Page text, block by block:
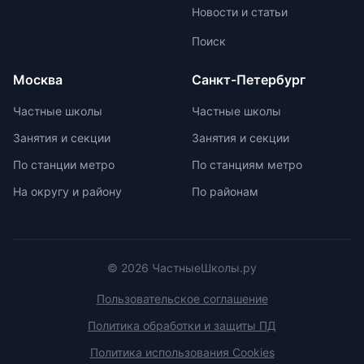
межпредметную взаимосвязь для
поддержания интереса к учебе.
регулируя нагрузку в зависимости
от возрастных задач и
учеников. Отсутствие страха перед
оценками и акцент на качественной
свои навыки и интересы.
Новости и статьи
Поиск
Москва
Частные школы
Занятия и секции
По станции метро
На округу и району
Санкт-Петербург
Частные школы
Занятия и секции
По станциям метро
По районам
© 2026 ЧастныеШколы.ру
Пользовательское соглашение
Политика обработки и защиты ПД
Политика использования Cookies